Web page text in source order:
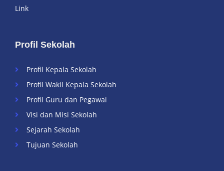
Profil Sekolah
Profil Kepala Sekolah
Profil Wakil Kepala Sekolah
Profil Guru dan Pegawai
Visi dan Misi Sekolah
Sejarah Sekolah
Tujuan Sekolah
Link